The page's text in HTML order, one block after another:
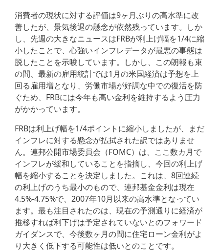
消費者の現状に対する評価は9ヶ月ぶりの高水準に改
善したが、景気後退の懸念が依然残っています。しか
し、先週の大きなニュースはFRBが利上げ幅を1/4に縮
小したことで、心強いインフレデータが最悪の事態は
脱したことを示唆しています。しかし、この朗報も束
の間、最新の雇用統計では1月の米国経済は予想を上
回る雇用増となり、労働市場が好調な中での復活を防
ぐため、FRBには今年も高い金利を維持するよう圧力
がかかっています。
FRBは利上げ幅を1/4ポイントに縮小しましたが、まだ
インフレに対する懸念が払拭された訳ではありませ
ん。連邦公開市場委員会（FOMC）は、ここ数カ月で
インフレが緩和していることを指摘し、今回の利上げ
幅を縮小することを決定しました。これは、8回連続
の利上げのうち最小のもので、連邦基金金利は現在
4.5%-4.75%で、2007年10月以来の高水準となってい
ます。最も注目されたのは、現在の予測通りに経済が
推移すれば利下げは予定されていないとのフォワード
ガイダンスで、今後数ヶ月の間に住宅ローン金利がよ
り大きく低下する可能性は低いとのことです。